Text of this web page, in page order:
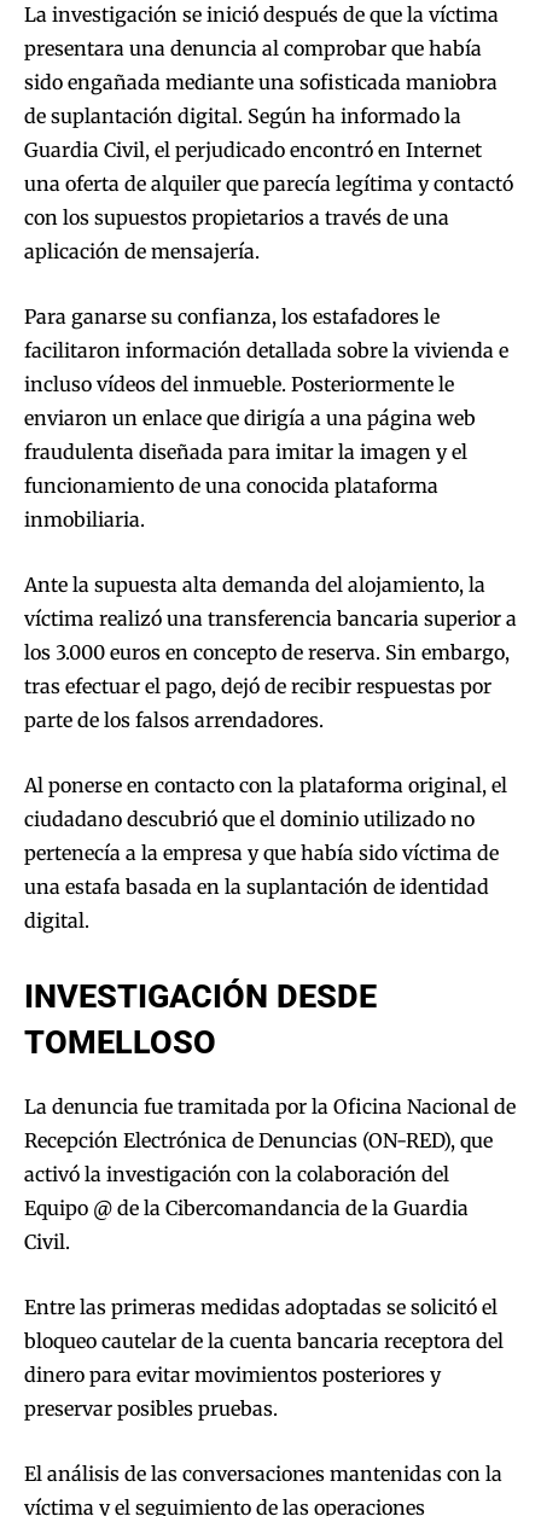
La investigación se inició después de que la víctima
presentara una denuncia al comprobar que había
sido engañada mediante una sofisticada maniobra
de suplantación digital. Según ha informado la
Guardia Civil, el perjudicado encontró en Internet
una oferta de alquiler que parecía legítima y contactó
con los supuestos propietarios a través de una
aplicación de mensajería.
Para ganarse su confianza, los estafadores le
facilitaron información detallada sobre la vivienda e
incluso vídeos del inmueble. Posteriormente le
enviaron un enlace que dirigía a una página web
fraudulenta diseñada para imitar la imagen y el
funcionamiento de una conocida plataforma
inmobiliaria.
Ante la supuesta alta demanda del alojamiento, la
víctima realizó una transferencia bancaria superior a
los 3.000 euros en concepto de reserva. Sin embargo,
tras efectuar el pago, dejó de recibir respuestas por
parte de los falsos arrendadores.
Al ponerse en contacto con la plataforma original, el
ciudadano descubrió que el dominio utilizado no
pertenecía a la empresa y que había sido víctima de
una estafa basada en la suplantación de identidad
digital.
INVESTIGACIÓN DESDE
TOMELLOSO
La denuncia fue tramitada por la Oficina Nacional de
Recepción Electrónica de Denuncias (ON-RED), que
activó la investigación con la colaboración del
Equipo @ de la Cibercomandancia de la Guardia
Civil.
Entre las primeras medidas adoptadas se solicitó el
bloqueo cautelar de la cuenta bancaria receptora del
dinero para evitar movimientos posteriores y
preservar posibles pruebas.
El análisis de las conversaciones mantenidas con la
víctima y el seguimiento de las operaciones